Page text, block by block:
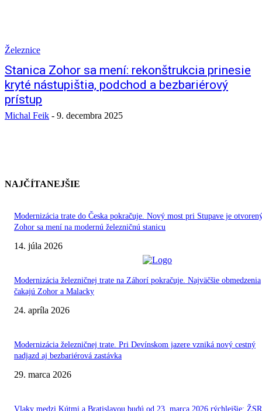
Železnice
Stanica Zohor sa mení: rekonštrukcia prinesie
kryté nástupištia, podchod a bezbariérový
prístup
Michal Feik - 9. decembra 2025
NAJČÍTANEJŠIE
Modernizácia trate do Česka pokračuje. Nový most pri Stupave je
Zohor sa mení na modernú železničnú stanicu
14. júla 2026
Modernizácia železničnej trate na Záhorí pokračuje. Najväčšie obmedzenia
čakajú Zohor a Malacky
24. apríla 2026
Modernizácia železničnej trate. Pri Devínskom jazere vzniká nový cestný
nadjazd aj bezbariérová zastávka
29. marca 2026
Vlaky medzi Kútmi a Bratislavou budú od 23. marca 2026 rýchlejšie: ŽSR